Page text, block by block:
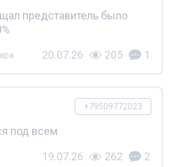
представитель было
20.07.26 205 1
+79509772023
под всем
19.07.26 262 2